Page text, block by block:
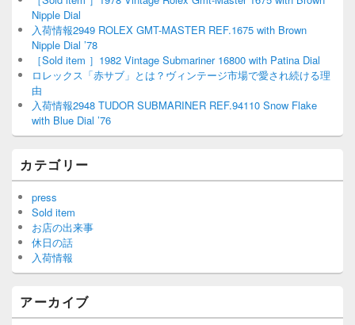
Nipple Dial
入荷情報2949 ROLEX GMT-MASTER REF.1675 with Brown
Nipple Dial ’78
［Sold item ］1982 Vintage Submariner 16800 with Patina Dial
ロレックス「赤サブ」とは？ヴィンテージ市場で愛され続ける理
由
入荷情報2948 TUDOR SUBMARINER REF.94110 Snow Flake
with Blue Dial ’76
カテゴリー
press
Sold item
お店の出来事
休日の話
入荷情報
アーカイブ